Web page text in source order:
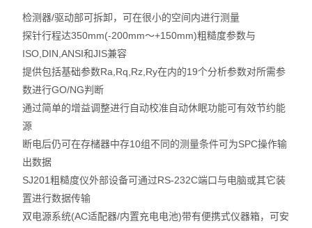
色差仪
测高仪
电线电缆试验机
卡尺
千分表
硬度计
检测器/驱动部可拆卸，可在很小的空间内进行测量
探针行程达350mm(-200mm～+150mm)粗糙度参数与
ISO,DIN,ANSI和JIS兼容
提供包括基础参数Ra,Rq,Rz,Ry在内的19个分析参数对所需参
数进行GO/NG判断
通过简单的增益调整进行自动校准自动休眠功能可有效节约能
源
断电后仍可在存槠器中存10组不同的测量条件可为SPC操作输
出数据
SJ201粗糙度仪外部设备可通过RS-232C端口与电脑或其它装
置进行数据传输
双电源系统(AC适配器/内置充电电池)带有便携式仪器箱，可安